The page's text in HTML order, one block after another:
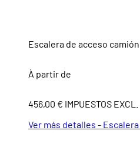
Escalera de acceso camión
À partir de
456,00 € IMPUESTOS EXCL.
Ver más detalles -